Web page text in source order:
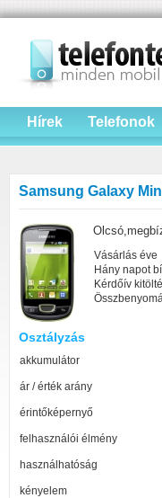
Hírek Telefonok
Samsung Galaxy
Vásárlás éve
Hány napot
Kérdőív
Osztályzás
akkumulátor
ár / érték arány
érintőképernyő
felhasználói élmény
használhatóság
kényelem